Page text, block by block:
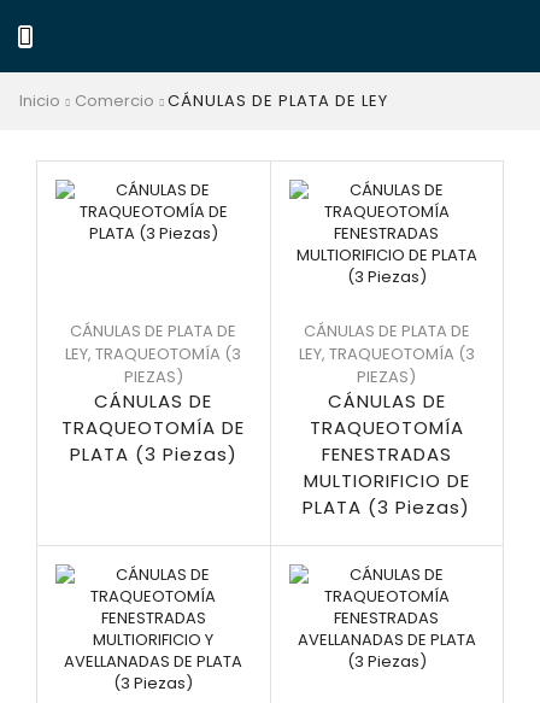
Inicio Comercio CÁNULAS DE PLATA DE LEY
CÁNULAS DE PLATA DE
LEY,TRAQUEOTOMÍA (3
PIEZAS)
CÁNULAS DE
TRAQUEOTOMÍA DE
PLATA (3 Piezas)
CÁNULAS DE PLATA DE
LEY, TRAQUEOTOMÍA (3
PIEZAS)
CÁNULAS DE
TRAQUEOTOMÍA
FENESTRADAS
MULTIORIFICIO DE
PLATA (3 Piezas)